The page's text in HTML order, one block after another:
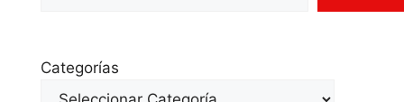
Categorías